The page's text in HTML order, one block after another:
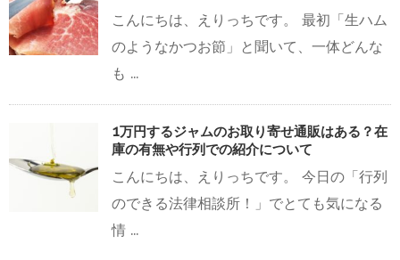
こんにちは、えりっちです。 最初「生ハム
のようなかつお節」と聞いて、一体どんな
も ...
1万円するジャムのお取り寄せ通販はある？在
庫の有無や行列での紹介について
こんにちは、えりっちです。 今日の「行列
のできる法律相談所！」でとても気になる
情 ...